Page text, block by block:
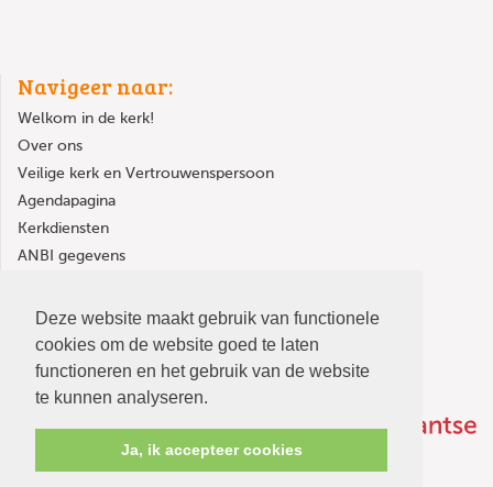
Deze website maakt gebruik van functionele
cookies om de website goed te laten
functioneren en het gebruik van de website
te kunnen analyseren.
Ja, ik accepteer cookies
Navigeer naar:
Welkom in de kerk!
Over ons
Veilige kerk en Vertrouwenspersoon
Agendapagina
Kerkdiensten
ANBI gegevens